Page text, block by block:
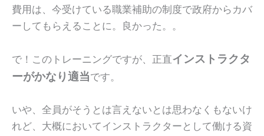
費用は、今受けている職業補助の制度で政府からカバ
ーしてもらえることに。良かった。。
で！このトレーニングですが、正直インストラクタ
ーがかなり適当です。
いや、全員がそうとは言えないとは思わなくもないけ
れど、大概においてインストラクターとして働ける資